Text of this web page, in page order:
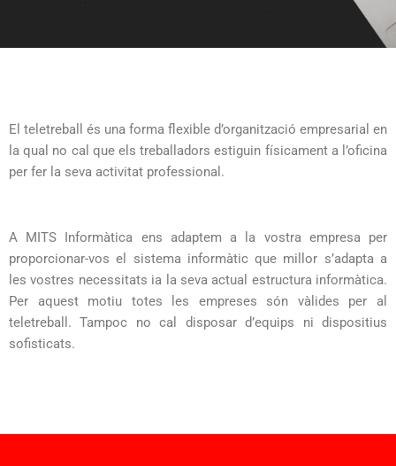
El teletreball és una forma flexible d’organització empresarial en
la qual no cal que els treballadors estiguin físicament a l’oficina
per fer la seva activitat professional.
A MITS Informàtica ens adaptem a la vostra empresa per
proporcionar-vos el sistema informàtic que millor s’adapta a
les vostres necessitats ia la seva actual estructura informàtica.
Per aquest motiu totes les empreses són vàlides per al
teletreball. Tampoc no cal disposar d’equips ni dispositius
sofisticats.